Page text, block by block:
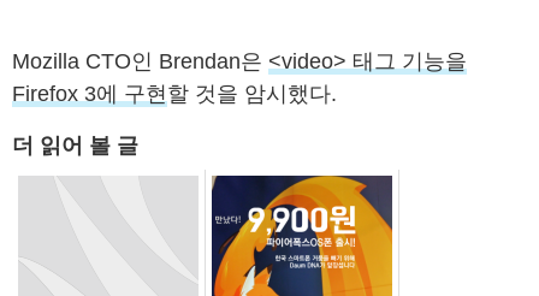
Mozilla CTO인 Brendan은 <video> 태그 기능을
Firefox 3에 구현할 것을 암시했다.
더 읽어 볼 글